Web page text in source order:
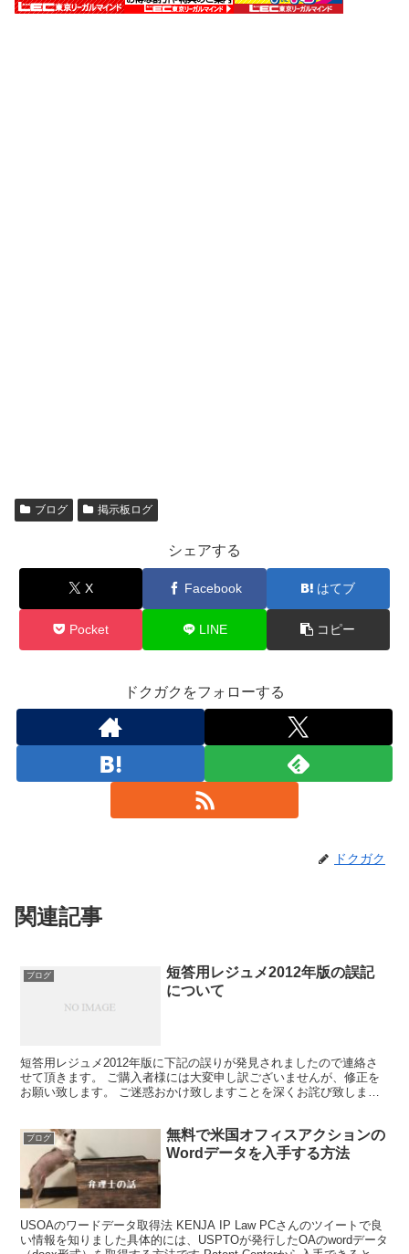
ブログ 掲示板ログ
シェアする
X Facebook はてブ
Pocket LINE コピー
ドクガクをフォローする
ドクガク
関連記事
ブログ
短答用レジュメ2012年版の誤記
について
短答用レジュメ2012年版に下記の誤りが発見されましたので連絡さ
せて頂きます。 ご購入者様には大変申し訳ございませんが、修正を
お願い致します。 ご迷惑おかけ致しますことを深くお詫び致しま
ブログ
無料で米国オフィスアクションの
Wordデータを入手する方法
USOAのワードデータ取得法 KENJA IP Law PCさんのツイートで良
い情報を知りました具体的には、USPTOが発行したOAのwordデータ